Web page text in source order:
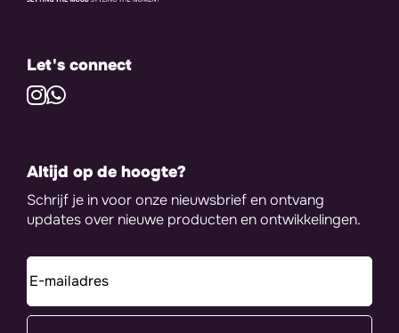
Let's connect
Altijd op de hoogte?
Schrijf je in voor onze nieuwsbrief en ontvang
updates over nieuwe producten en ontwikkelingen.